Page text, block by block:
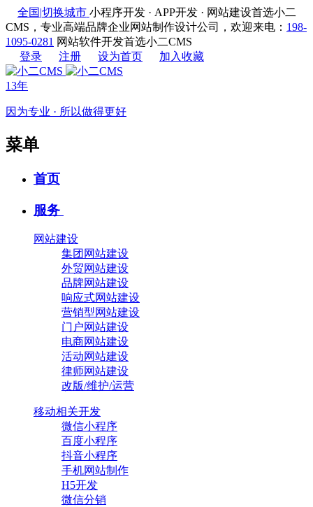
全国|切换城市 小程序开发 · APP开发 · 网站建设首选小二
CMS，专业高端品牌企业网站制作设计公司，欢迎来电： 198-
1095-0281 网站软件开发首选小二CMS
登录
注册 设为首页 加入收藏
13年
因为专业 · 所以做得更好
菜单
首页
服务
网站建设
集团网站建设
外贸网站建设
品牌网站建设
响应式网站建设
营销型网站建设
门户网站建设
电商网站建设
活动网站建设
律师网站建设
改版/维护/运营
移动相关开发
微信小程序
百度小程序
抖音小程序
手机网站制作
H5开发
微信分销